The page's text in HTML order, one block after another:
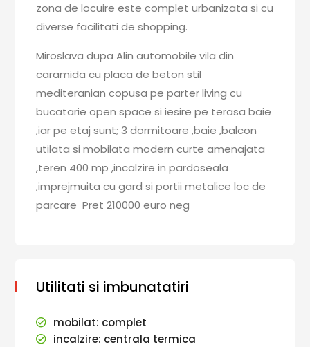
zona de locuire este complet urbanizata si cu
diverse facilitati de shopping.
Miroslava dupa Alin automobile vila din
caramida cu placa de beton stil
mediteranian copusa pe parter living cu
bucatarie open space si iesire pe terasa baie
,iar pe etaj sunt; 3 dormitoare ,baie ,balcon
utilata si mobilata modern curte amenajata
,teren 400 mp ,incalzire in pardoseala
,imprejmuita cu gard si portii metalice loc de
parcare Pret 210000 euro neg
Utilitati si imbunatatiri
mobilat: complet
incalzire: centrala termica